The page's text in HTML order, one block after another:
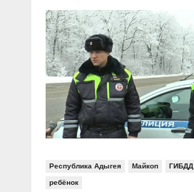
Документальные фильмы
В знании сила
Специальный репортаж
КиберПОСТОВОЙ
Газета «Щит и меч»
Журнал «Полиция России»
О ПОРТАЛЕ
Контакты
Вакансии
Республика Адыгея Майкоп ГИБДД
ребёнок